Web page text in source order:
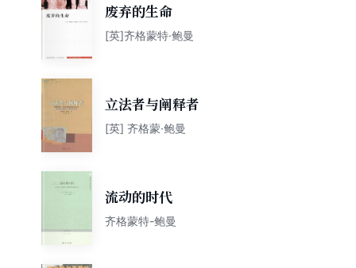
废弃的生命
[英]齐格蒙特·鲍曼
立法者与阐释者
[英] 齐格蒙·鲍曼
流动的时代
齐格蒙特-鲍曼